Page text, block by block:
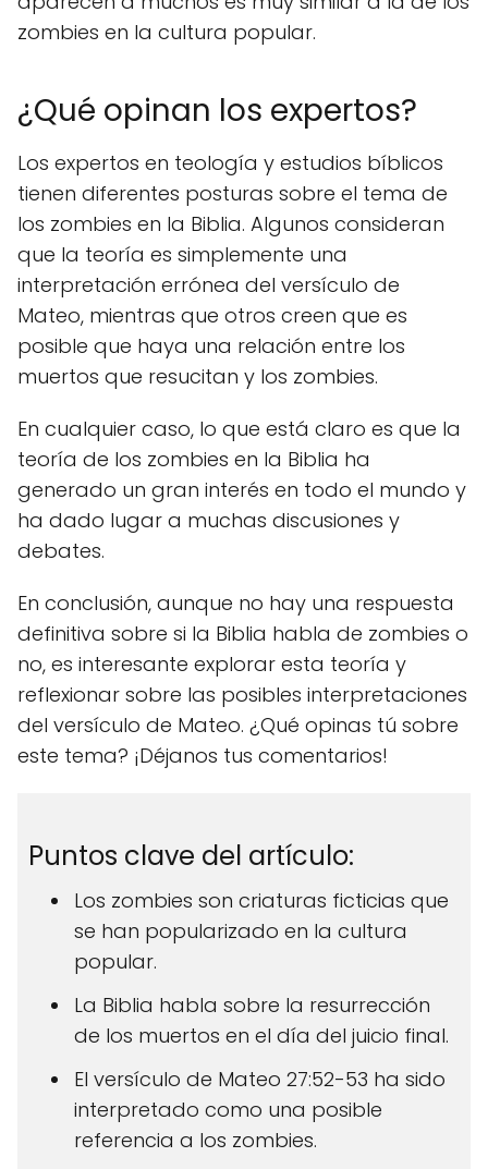
zombies en la cultura popular.
¿Qué opinan los expertos?
Los expertos en teología y estudios bíblicos
tienen diferentes posturas sobre el tema de
los zombies en la Biblia. Algunos consideran
que la teoría es simplemente una
interpretación errónea del versículo de
Mateo, mientras que otros creen que es
posible que haya una relación entre los
muertos que resucitan y los zombies.
En cualquier caso, lo que está claro es que la
teoría de los zombies en la Biblia ha
generado un gran interés en todo el mundo y
ha dado lugar a muchas discusiones y
debates.
En conclusión, aunque no hay una respuesta
definitiva sobre si la Biblia habla de zombies o
no, es interesante explorar esta teoría y
reflexionar sobre las posibles interpretaciones
del versículo de Mateo. ¿Qué opinas tú sobre
este tema? ¡Déjanos tus comentarios!
Puntos clave del artículo:
Los zombies son criaturas ficticias que
se han popularizado en la cultura
popular.
La Biblia habla sobre la resurrección
de los muertos en el día del juicio final.
El versículo de Mateo 27:52-53 ha sido
interpretado como una posible
referencia a los zombies.